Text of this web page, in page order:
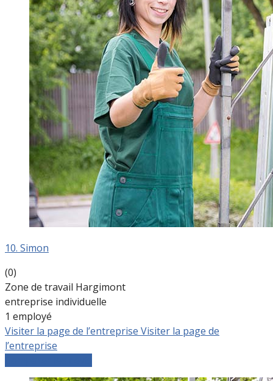
10. Simon
(0)
Zone de travail Hargimont
entreprise individuelle
1 employé
Visiter la page de l’entreprise Visiter la page de
l’entreprise